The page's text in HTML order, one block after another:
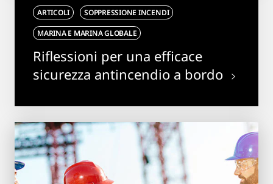
ARTICOLI
SOPPRESSIONE INCENDI
MARINA E MARINA GLOBALE
Riflessioni per una efficace
sicurezza antincendio a bordo